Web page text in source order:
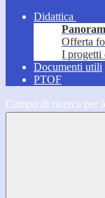
Didattica
Offerta
I progetti
Documenti utili
PTOF
Campo di ricerca per